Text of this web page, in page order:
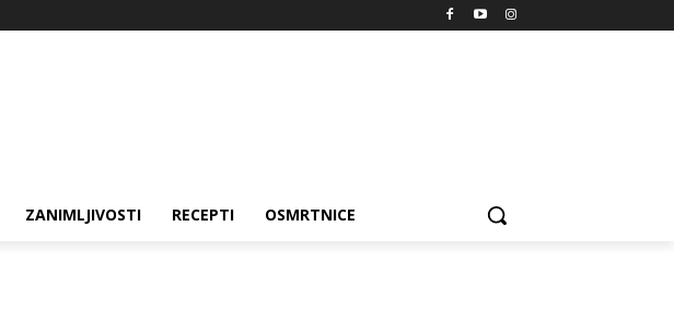
ZANIMLJIVOSTI RECEPTI OSMRTNICE